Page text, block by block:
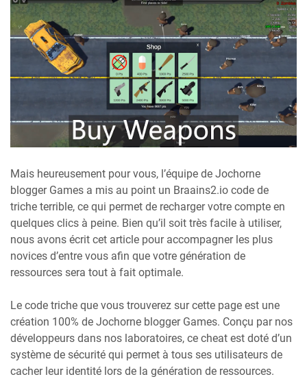
Mais heureusement pour vous, l’équipe de Jochorne
blogger Games a mis au point un Braains2.io code de
triche terrible, ce qui permet de recharger votre compte en
quelques clics à peine. Bien qu’il soit très facile à utiliser,
nous avons écrit cet article pour accompagner les plus
novices d’entre vous afin que votre génération de
ressources sera tout à fait optimale.
Le code triche que vous trouverez sur cette page est une
création 100% de Jochorne blogger Games. Conçu par nos
développeurs dans nos laboratoires, ce cheat est doté d’un
système de sécurité qui permet à tous ses utilisateurs de
cacher leur identité lors de la génération de ressources.